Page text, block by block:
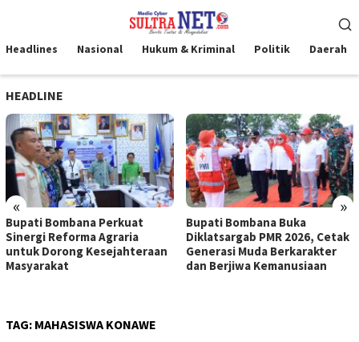
kontenMobile
Headlines Nasional Hukum & Kriminal Politik Daerah
HEADLINE
« »
Bupati Bombana Perkuat
Sinergi Reforma Agraria
untuk Dorong Kesejahteraan
Masyarakat
Bupati Bombana Buka
Diklatsargab PMR 2026, Cetak
Generasi Muda Berkarakter
dan Berjiwa Kemanusiaan
TAG: MAHASISWA KONAWE